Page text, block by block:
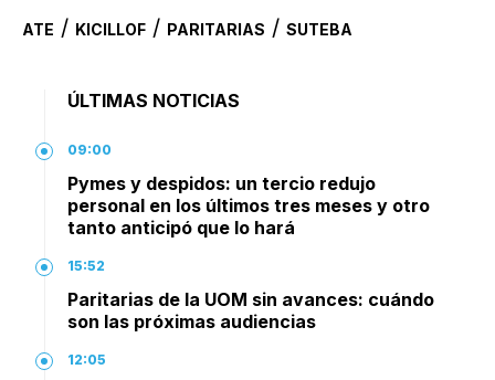
ATE / KICILLOF / PARITARIAS / SUTEBA
ÚLTIMAS NOTICIAS
09:00
Pymes y despidos: un tercio redujo
personal en los últimos tres meses y otro
tanto anticipó que lo hará
15:52
Paritarias de la UOM sin avances: cuándo
son las próximas audiencias
12:05